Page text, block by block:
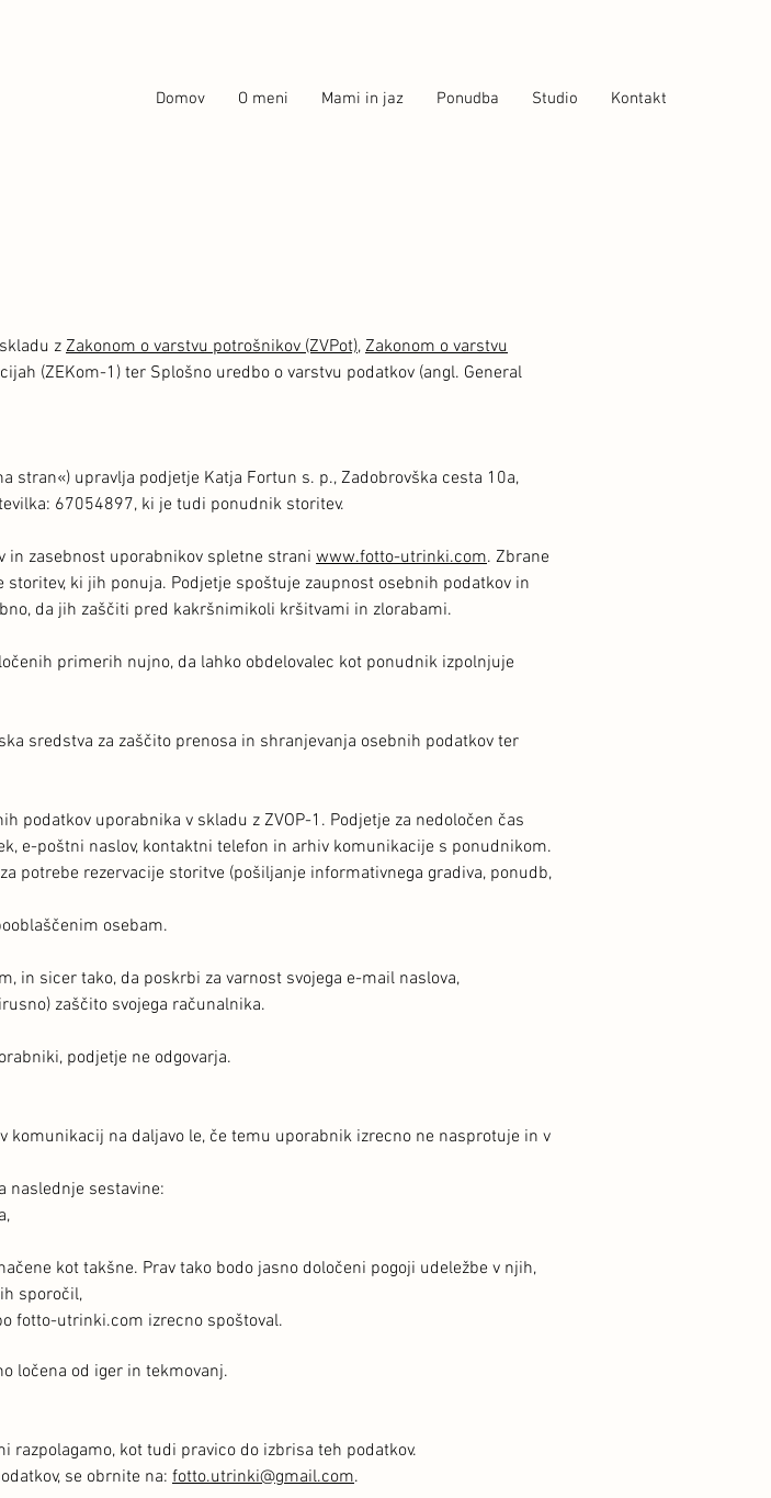
Domov O meni Mami in jaz Ponudba Studio Kontakt
z Zakonom o varstvu potrošnikov (ZVPot), Zakonom o varstvu
(ZEKom-1) ter Splošno uredbo o varstvu podatkov (angl. General
upravlja podjetje Katja Fortun s. p., Zadobrovška cesta 10a,
67054897, ki je tudi ponudnik storitev.
in zasebnost uporabnikov spletne strani www.fotto-utrinki.com. Zbrane
ki jih ponuja. Podjetje spoštuje zaupnost osebnih podatkov in
da jih zaščiti pred kakršnimikoli kršitvami in zlorabami.
primerih nujno, da lahko obdelovalec kot ponudnik izpolnjuje
sredstva za zaščito prenosa in shranjevanja osebnih podatkov ter
podatkov uporabnika v skladu z ZVOP-1. Podjetje za nedoločen čas
e-poštni naslov, kontaktni telefon in arhiv komunikacije s ponudnikom.
potrebe rezervacije storitve (pošiljanje informativnega gradiva, ponudb,
osebam.
in sicer tako, da poskrbi za varnost svojega e-mail naslova,
zaščito svojega računalnika.
podjetje ne odgovarja.
na daljavo le, če temu uporabnik izrecno ne nasprotuje in v
naslednje sestavine:
kot takšne. Prav tako bodo jasno določeni pogoji udeležbe v njih,
sporočil,
utrinki.com izrecno spoštoval.
ločena od iger in tekmovanj.
kot tudi pravico do izbrisa teh podatkov.
se obrnite na: fotto.utrinki@gmail.com.